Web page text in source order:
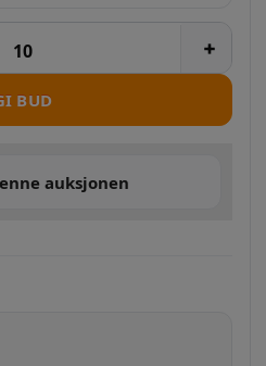
BUD
auksjonen